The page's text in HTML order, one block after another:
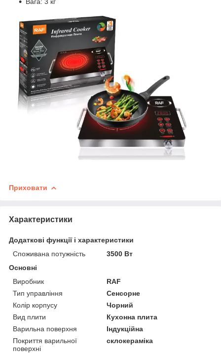
Приховати
Характеристики
Додаткові функції і характеристики
Споживана потужність
3500 Вт
Основні
Виробник
RAF
Тип управління
Сенсорне
Колір корпусу
Чорний
Вид плити
Кухонна плита
Варильна поверхня
Індукційна
Покриття варильної
поверхні
склокераміка